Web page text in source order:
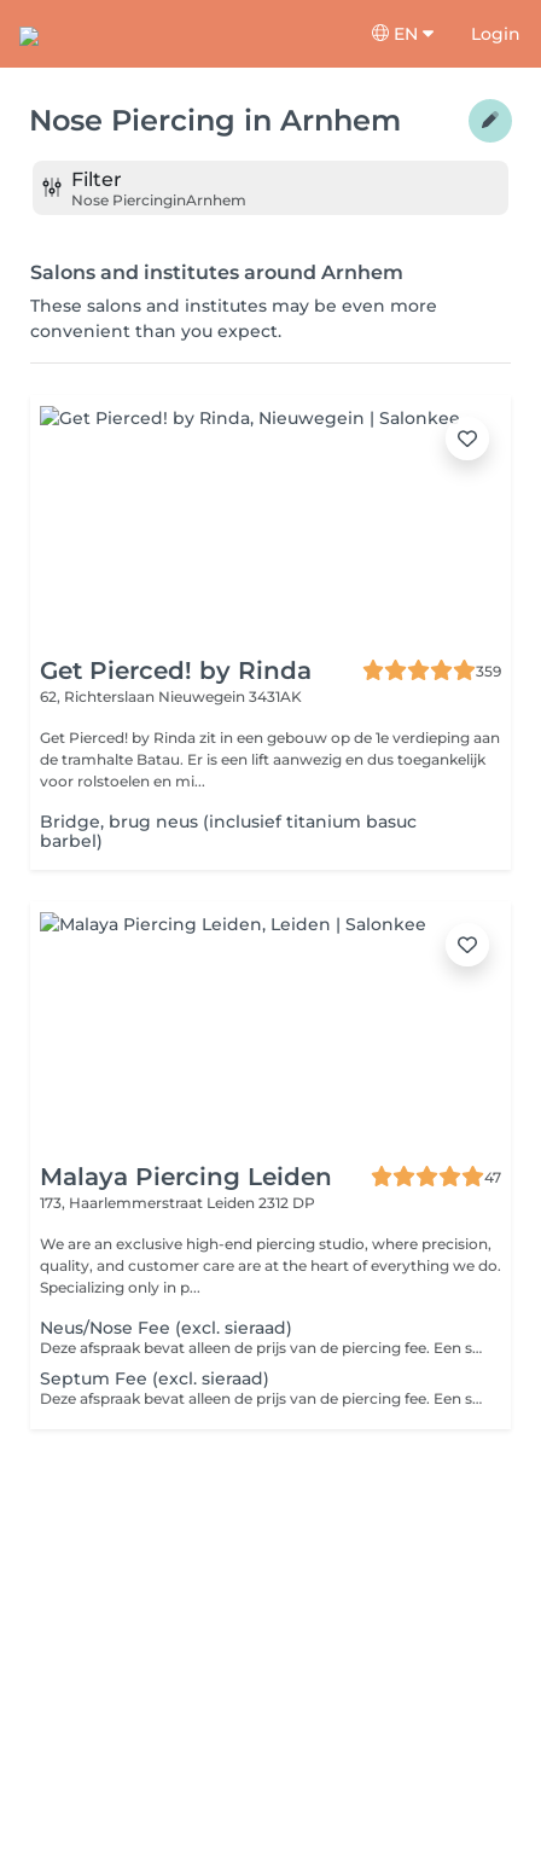
EN Login
Nose Piercing in Arnhem
Filter
Nose PiercinginArnhem
Salons and institutes around Arnhem
These salons and institutes may be even more
convenient than you expect.
Get Pierced! by Rinda
359
62, Richterslaan Nieuwegein 3431AK
Get Pierced! by Rinda zit in een gebouw op de 1e verdieping aan
de tramhalte Batau. Er is een lift aanwezig en dus toegankelijk
voor rolstoelen en mi...
Bridge, brug neus (inclusief titanium basuc
barbel)
Malaya Piercing Leiden
47
173, Haarlemmerstraat Leiden 2312 DP
We are an exclusive high-end piercing studio, where precision,
quality, and customer care are at the heart of everything we do.
Specializing only in p...
Neus/Nose Fee (excl. sieraad)
Deze afspraak bevat alleen de prijs van de piercing fee. Een sieraad zit hier niet bij inbegrepen. Basis titanium sieraad vanaf €25,00 per stuk
Septum Fee (excl. sieraad)
Deze afspraak bevat alleen de prijs van de piercing fee. Een sieraad zit hier niet bij inbegrepen. Basis titanium sieraad vanaf €20,00 per stuk